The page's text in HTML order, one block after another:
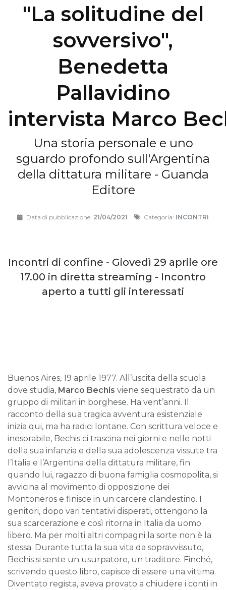
"La solitudine del
sovversivo",
Benedetta
Pallavidino
intervista Marco
Una storia personale e uno
sguardo profondo sull'Argentina
della dittatura militare - Guanda
Editore
Data di pubblicazione: 21/04/2021 Categoria: INCONTRI
Incontri di confine - Giovedì 29 aprile ore
17.00 in diretta streaming - Incontro
aperto a tutti gli interessati
Buenos Aires, 19 aprile 1977. All’uscita della scuola
dove studia, Marco Bechis viene sequestrato da un
gruppo di militari in borghese. Ha vent’anni. Il
racconto della sua tragica avventura esistenziale
inizia qui, ma ha radici lontane. Con scrittura veloce e
inesorabile, Bechis ci trascina nei giorni e nelle notti
della sua infanzia e della sua adolescenza vissute tra
l’Italia e l’Argentina della dittatura militare, fin
quando lui, ragazzo di buona famiglia cosmopolita, si
avvicina al movimento di opposizione dei
Montoneros e finisce in un carcere clandestino. I
genitori, dopo vari tentativi disperati, ottengono la
sua scarcerazione e così ritorna in Italia da uomo
libero. Ma per molti altri compagni la sorte non è la
stessa. Durante tutta la sua vita da sopravvissuto,
Bechis si sente un usurpatore, un traditore. Finché,
scrivendo questo libro, capisce di essere una vittima.
Diventato regista, aveva provato a chiudere i conti in